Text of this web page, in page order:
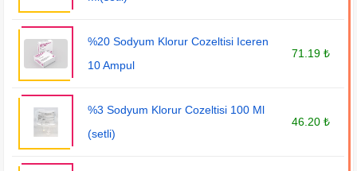
%20 Sodyum Klorur Cozeltisi Iceren
10 Ampul
71.19 ₺
%3 Sodyum Klorur Cozeltisi 100 Ml
(setli)
46.20 ₺